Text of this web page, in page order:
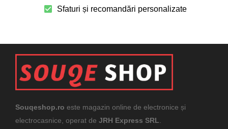
Sfaturi și recomandări personalizate
Souqeshop.ro este magazin online de electronice și
electrocasnice, operat de JRH Express SRL